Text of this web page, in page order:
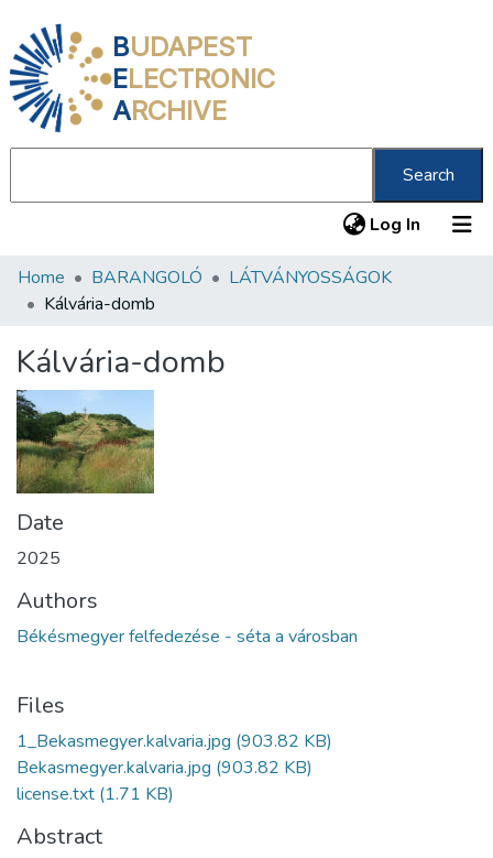
BUDAPEST
ELECTRONIC
ARCHIVE
Search
Log In (current)
Communities & Collections
Statistics
About us
Home BARANGOLÓ
LÁTVÁNYOSSÁGOK
Kálvária-domb
Kálvária-domb
Date
2025
Authors
Békésmegyer felfedezése - séta a városban
Files
1_Bekasmegyer.kalvaria.jpg (903.82 KB)
Bekasmegyer.kalvaria.jpg (903.82 KB)
license.txt (1.71 KB)
Abstract